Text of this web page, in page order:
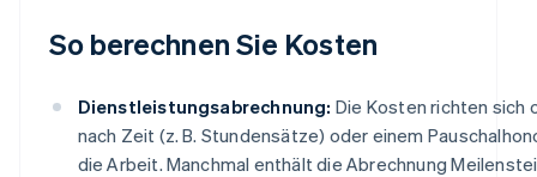
So berechnen Sie Kosten
Dienstleistungsabrechnung: Die Kosten richten sich
nach Zeit (z. B. Stundensätze) oder einem
die Arbeit. Manchmal enthält die Abrechnung